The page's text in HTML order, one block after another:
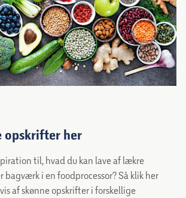
opskrifter her
til, hvad du kan lave af lækre
bagværk i en foodprocessor? Så klik her
af skønne opskrifter i forskellige